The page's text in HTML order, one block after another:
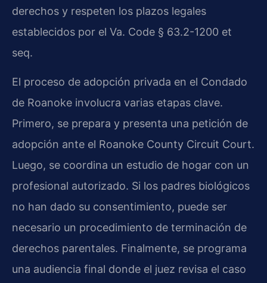
derechos y respeten los plazos legales
establecidos por el Va. Code § 63.2-1200 et
seq.
El proceso de adopción privada en el Condado
de Roanoke involucra varias etapas clave.
Primero, se prepara y presenta una petición de
adopción ante el Roanoke County Circuit Court.
Luego, se coordina un estudio de hogar con un
profesional autorizado. Si los padres biológicos
no han dado su consentimiento, puede ser
necesario un procedimiento de terminación de
derechos parentales. Finalmente, se programa
una audiencia final donde el juez revisa el caso